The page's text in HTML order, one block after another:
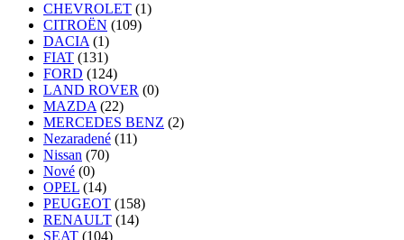
CHEVROLET (1)
CITROËN (109)
DACIA (1)
FIAT (131)
FORD (124)
LAND ROVER (0)
MAZDA (22)
MERCEDES BENZ (2)
Nezaradené (11)
Nissan (70)
Nové (0)
OPEL (14)
PEUGEOT (158)
RENAULT (14)
SEAT (104)